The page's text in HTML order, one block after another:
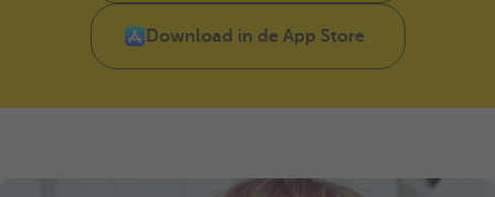
Download in de App Store